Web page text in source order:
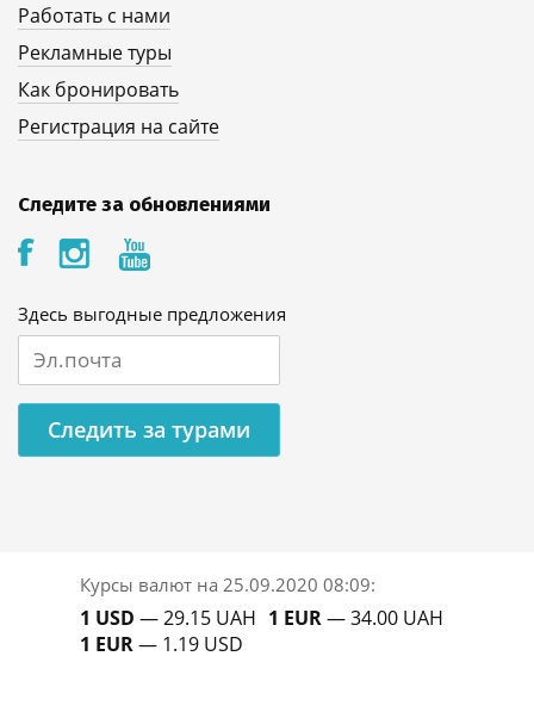
Работать с нами
Рекламные туры
Как бронировать
Регистрация на сайте
Следите за обновлениями
Здесь выгодные предложения
Следить за турами
Курсы валют на 25.09.2020 08:09:
1 USD — 29.15 UAH
1 EUR— 1.19 USD
1 EUR— 34.00 UAH